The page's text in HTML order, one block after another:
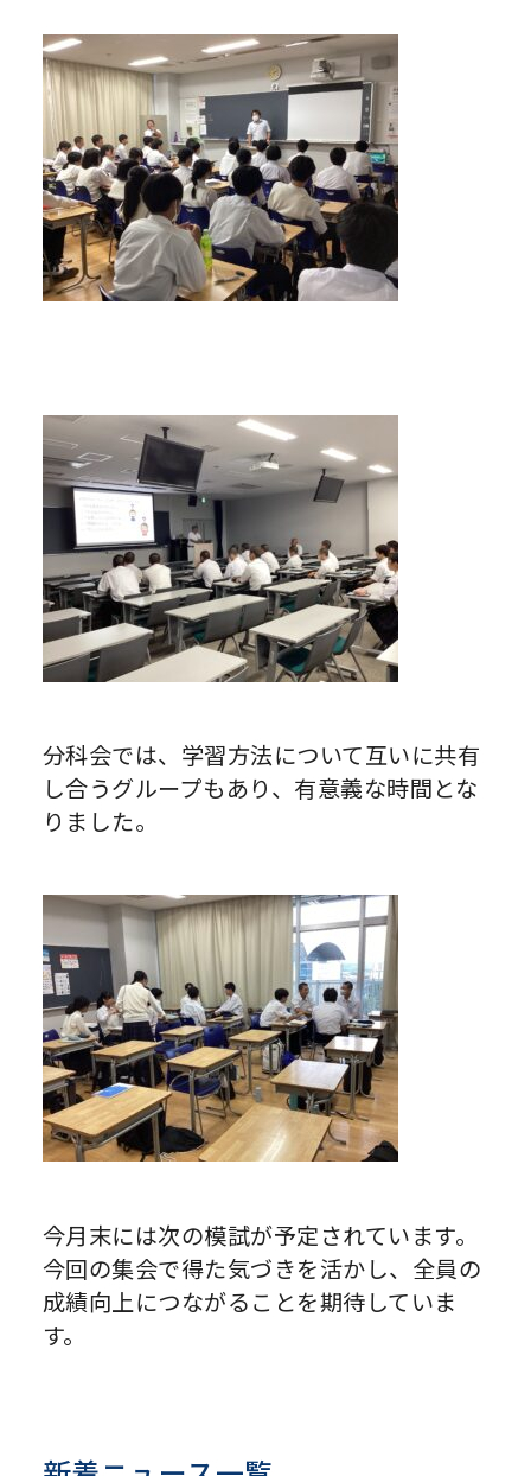
分科会では、学習方法について互いに共有
し合うグループもあり、有意義な時間とな
りました。
今月末には次の模試が予定されています。
今回の集会で得た気づきを活かし、全員の
成績向上につながることを期待していま
す。